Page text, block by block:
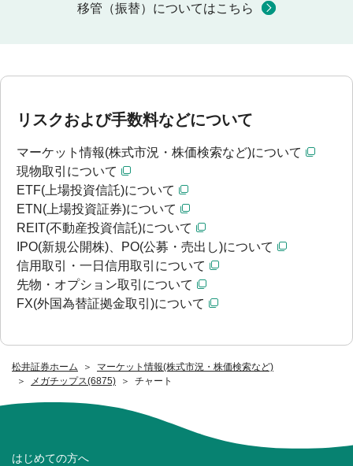
松井証券ホーム
マーケット情報(株式市況・株価検索など)
メガチップス(6875)
チャート
移管（振替）についてはこちら
リスクおよび手数料などについて
マーケット情報(株式市況・株価検索など)について
現物取引について
ETF(上場投資信託)について
ETN(上場投資証券)について
REIT(不動産投資信託)について
IPO(新規公開株)、PO(公募・売出し)について
信用取引・一日信用取引について
先物・オプション取引について
FX(外国為替証拠金取引)について
はじめての方へ